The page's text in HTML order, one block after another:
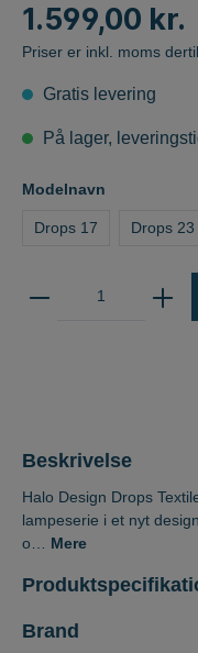
1.599,00 kr.
Priser er inkl. moms
Gratis levering
På lager,
Modelnavn
Drops 17 Drops 23
Beskrivelse
Halo Design Drops
lampeserie i et nyt
o… Mere
Brand